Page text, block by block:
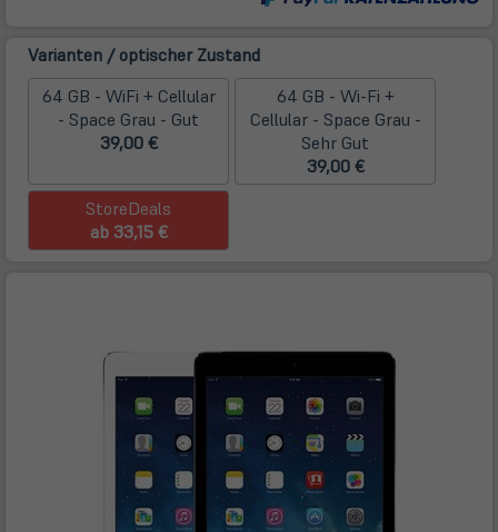
Varianten / optischer Zustand
64 GB - WiFi + Cellular
- Space Grau - Gut
39,00 €
64 GB - Wi-Fi +
Cellular - Space Grau -
Sehr Gut
39,00 €
StoreDeals
ab 33,15 €